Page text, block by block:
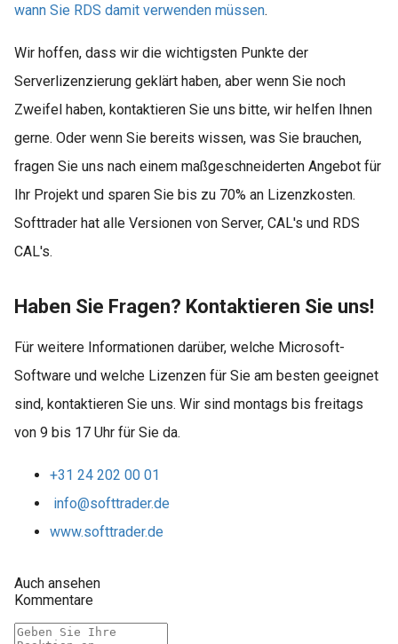
wann Sie RDS damit verwenden müssen.
Wir hoffen, dass wir die wichtigsten Punkte der
Serverlizenzierung geklärt haben, aber wenn Sie noch
Zweifel haben, kontaktieren Sie uns bitte, wir helfen Ihnen
gerne. Oder wenn Sie bereits wissen, was Sie brauchen,
fragen Sie uns nach einem maßgeschneiderten Angebot für
Ihr Projekt und sparen Sie bis zu 70% an Lizenzkosten.
Softtrader hat alle Versionen von Server, CAL's und RDS
CAL's.
Haben Sie Fragen? Kontaktieren Sie uns!
Für weitere Informationen darüber, welche Microsoft-
Software und welche Lizenzen für Sie am besten geeignet
sind, kontaktieren Sie uns. Wir sind montags bis freitags
von 9 bis 17 Uhr für Sie da.
+31 24 202 00 01
info@softtrader.de
www.softtrader.de
Auch ansehen
Kommentare